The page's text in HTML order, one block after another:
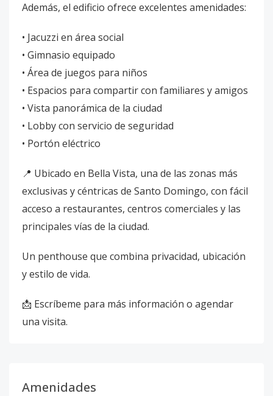
Además, el edificio ofrece excelentes amenidades:
• Jacuzzi en área social
• Gimnasio equipado
• Área de juegos para niños
• Espacios para compartir con familiares y amigos
• Vista panorámica de la ciudad
• Lobby con servicio de seguridad
• Portón eléctrico
📍 Ubicado en Bella Vista, una de las zonas más
exclusivas y céntricas de Santo Domingo, con fácil
acceso a restaurantes, centros comerciales y las
principales vías de la ciudad.
Un penthouse que combina privacidad, ubicación
y estilo de vida.
📩 Escríbeme para más información o agendar
una visita.
Amenidades